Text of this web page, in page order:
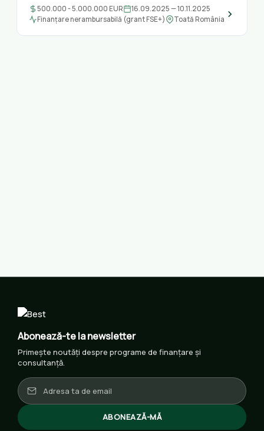
500.000 - 5.000.000 EUR
16.09.2025 — 10.11.2025
Finanțare nerambursabilă (grant FSE+)
Toată România
Abonează-te la newsletter
Primește noutăți despre programe de finanțare și
consultanță.
ABONEAZĂ-MĂ